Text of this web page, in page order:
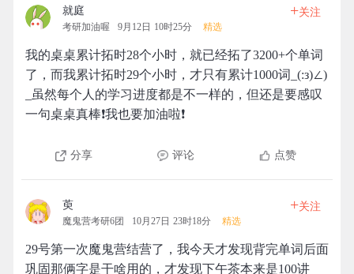
就庭
考研加油喔 9月12日 10时25分 精选
+关注
我的桌桌累计拓时28个小时，就已经拓了3200+个单词
了，而我累计拓时29个小时，才只有累计1000词_(:з)∠)
_虽然每个人的学习进度都是不一样的，但还是要感叹
一句桌桌真棒❗我也要加油啦❗
分享 评论 点赞
萸
魔鬼营考研6团 10月27日 23时18分 精选
+关注
29号第一次魔鬼营结营了，我今天才发现背完单词后面
巩固那俩字是干啥用的，才发现下午茶本来是100讲